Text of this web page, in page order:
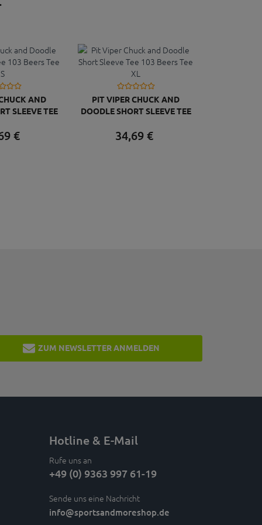
AND
SLEEVE TEE
€
PIT VIPER CHUCK AND
DOODLE SHORT SLEEVE TEE
34,69€
ZUM NEWSLETTER ANMELDEN
Hotline & E-Mail
Rufe uns an
+49 (0) 9363 997 61-19
Sende uns eine Nachricht
info@sportsandmoreshop.de